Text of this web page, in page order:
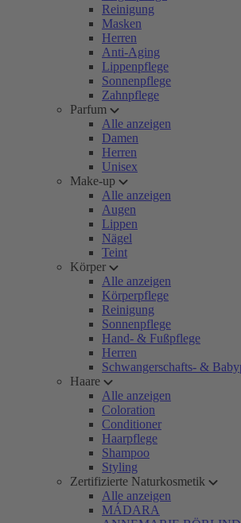
Reinigung
Masken
Herren
Anti-Aging
Lippenpflege
Sonnenpflege
Zahnpflege
Parfum
Alle anzeigen
Damen
Herren
Unisex
Make-up
Alle anzeigen
Augen
Lippen
Nägel
Teint
Körper
Alle anzeigen
Körperpflege
Reinigung
Sonnenpflege
Hand- & Fußpflege
Herren
Schwangerschafts- &
Haare
Alle anzeigen
Coloration
Conditioner
Haarpflege
Shampoo
Styling
Zertifizierte Naturkosmetik
Alle anzeigen
MÁDARA